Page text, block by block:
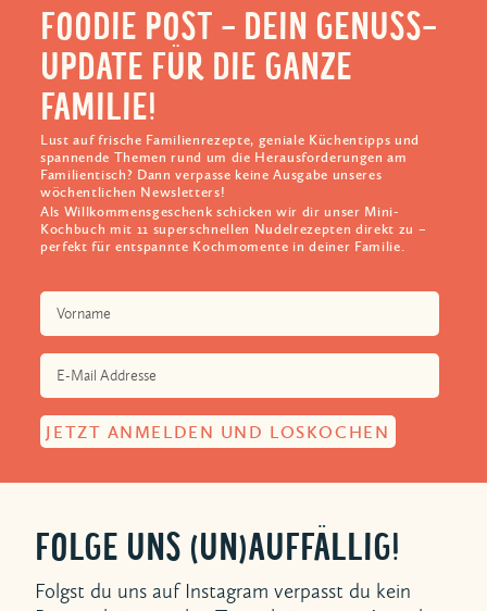
FOODIE POST - DEIN GENUSS-
UPDATE FÜR DIE GANZE
FAMILIE!
Lust auf frische Familienrezepte, geniale Küchentipps und
spannende Themen rund um die Herausforderungen am
Familientisch? Dann verpasse keine Ausgabe unseres
wöchentlichen Newsletters!
Als Willkommensgeschenk schicken wir dir unser Mini-
Kochbuch mit 11 superschnellen Nudelrezepten direkt zu –
perfekt für entspannte Kochmomente in deiner Familie.
FOLGE UNS (UN)AUFFÄLLIG!
Folgst du uns auf Instagram verpasst du kein